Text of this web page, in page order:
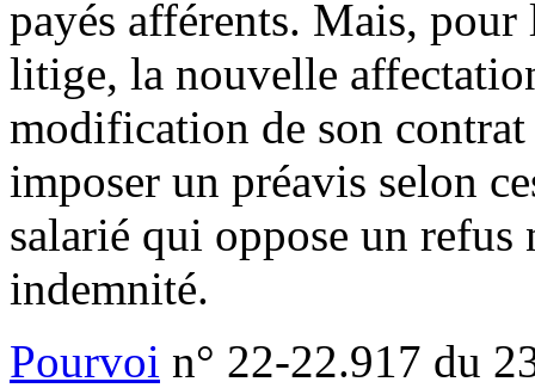
payés afférents. Mais,
litige, la nouvelle
modification de son
imposer un préavis selon
salarié qui oppose un refus
indemnité.
Pourvoi n° 22-22.917 du